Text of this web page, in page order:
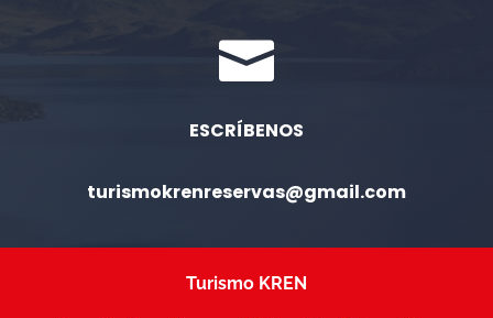

ESCRÍBENOS
turismokrenreservas@gmail.com
Turismo KREN